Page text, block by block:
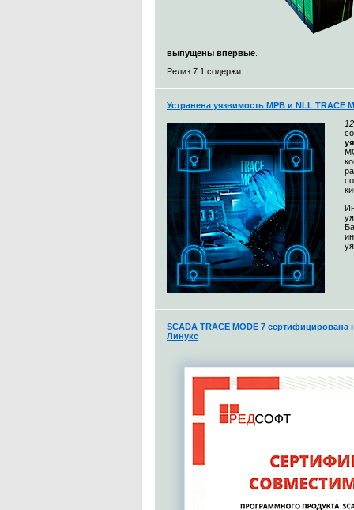
выпущены впервые
Релиз 7.1 содержит ...
Устранена уязвимость МРВ и NLL TRACE
SCADA TRACE MODE 7
Линукс